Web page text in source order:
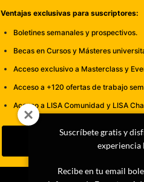
Ventajas exclusivas para suscriptores:
Boletines semanales y prospectivos.
Becas en Cursos y Másteres
Acceso exclusivo a Masterclass y
Acceso a +120 ofertas de trabajo
Acceso a LISA Comunidad y LISA
Suscribirme
Suscríbete gratis y
experiencia
Recibe en tu email